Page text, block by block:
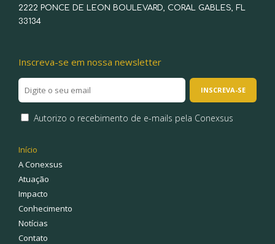
2222 PONCE DE LEON BOULEVARD, CORAL GABLES, FL
33134
Inscreva-se em nossa newsletter
Autorizo o recebimento de e-mails pela Conexsus
Início
A Conexsus
Atuação
Impacto
Conhecimento
Notícias
Contato